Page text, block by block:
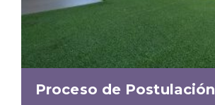
Proceso de Postulación